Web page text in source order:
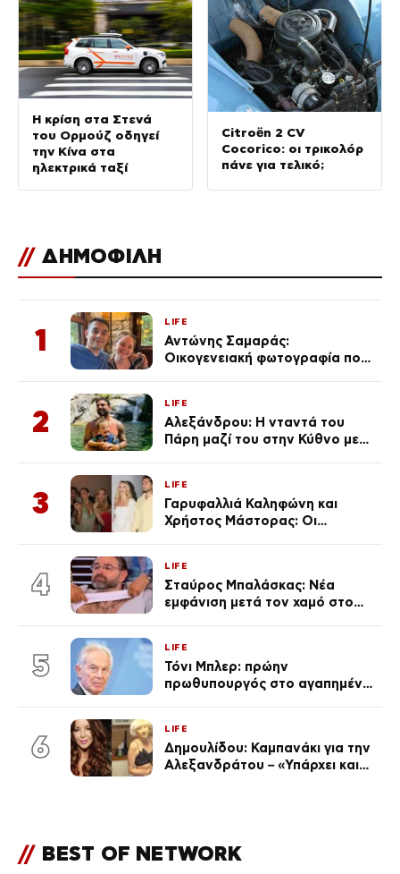
Η κρίση στα Στενά
του Ορμούζ οδηγεί
την Κίνα στα
ηλεκτρικά ταξί
Citroën 2 CV
Cocorico: οι τρικολόρ
πάνε για τελικό;
// ΔΗΜΟΦΙΛΗ
1
LIFE
Αντώνης Σαμαράς:
Οικογενειακή φωτογραφία που
Λένας
2
LIFE
Αλεξάνδρου: Η νταντά του
Πάρη μαζί του στην Κύθνο με
3
LIFE
Γαρυφαλλιά Καληφώνη και
Χρήστος Μάστορας: Οι
απαρατήρητη
4
LIFE
Σταύρος Μπαλάσκας: Νέα
εμφάνιση μετά τον χαμό στο
5
LIFE
Τόνι Μπλερ: πρώην
πρωθυπουργός στο αγαπημένο
6
LIFE
Δημουλίδου: Καμπανάκι για την
Αλεξανδράτου – «Υπάρχει και
// BEST OF NETWORK